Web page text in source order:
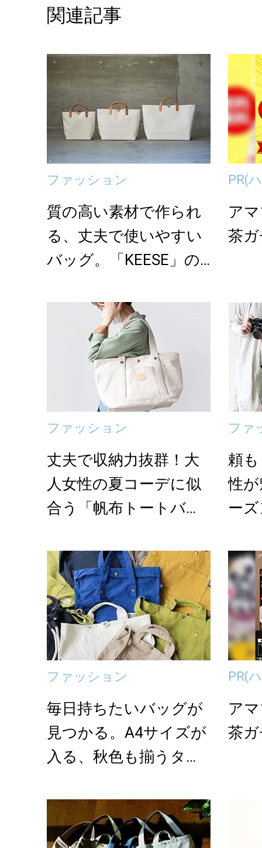
関連記事
ファッション
質の高い素材で作られ
る、丈夫で使いやすい
バッグ。「KEESE」の
PR(
ア
茶
ファッション
丈夫で収納力抜群！大
人女性の夏コーデに似
合う「帆布トートバッ
ファ
頼
性
ー
ファッション
毎日持ちたいバッグが
見つかる。A4サイズが
入る、秋色も揃うタイ
PR(
ア
茶